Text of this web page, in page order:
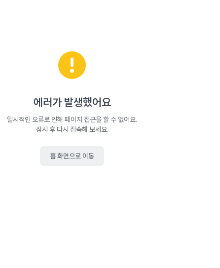
에러가 발생했어요
일시적인 오류로 인해 페이지 접근을 할 수 없어요.
잠시 후 다시 접속해 보세요.
홈 화면으로 이동